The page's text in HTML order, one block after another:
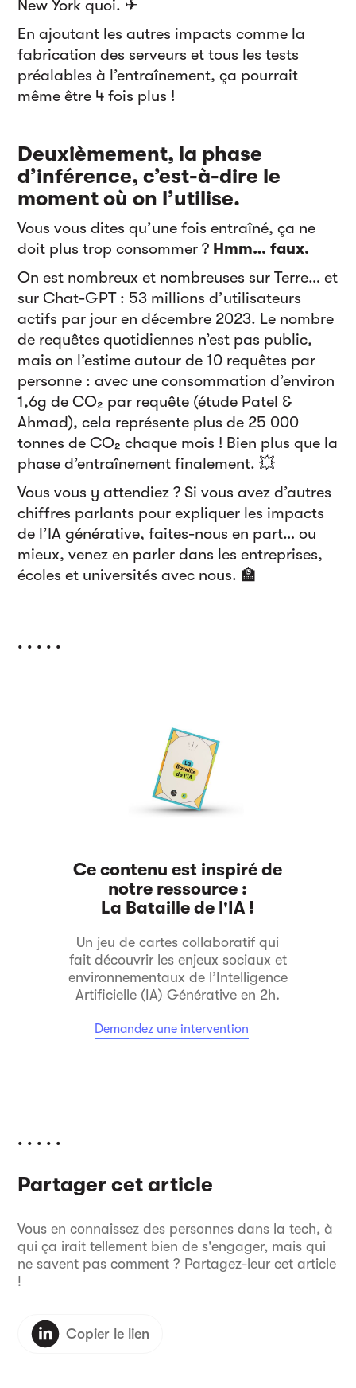
New York quoi. ✈
En ajoutant les autres impacts comme la
fabrication des serveurs et tous les tests
préalables à l’entraînement, ça pourrait
même être 4 fois plus !
Deuxièmement, la phase
d’inférence, c’est-à-dire le
moment où on l’utilise.
Vous vous dites qu’une fois entraîné, ça ne
doit plus trop consommer ? Hmm… faux.
On est nombreux et nombreuses sur Terre… et
sur Chat-GPT : 53 millions d’utilisateurs
actifs par jour en décembre 2023. Le nombre
de requêtes quotidiennes n’est pas public,
mais on l’estime autour de 10 requêtes par
personne : avec une consommation d’environ
1,6g de CO₂ par requête (étude Patel &
Ahmad), cela représente plus de 25 000
tonnes de CO₂ chaque mois ! Bien plus que la
phase d’entraînement finalement. 💥
Vous vous y attendiez ? Si vous avez d’autres
chiffres parlants pour expliquer les impacts
de l’IA générative, faites-nous en part… ou
mieux, venez en parler dans les entreprises,
écoles et universités avec nous. 🏫
. . . . .
Ce contenu est inspiré de
notre ressource :
La Bataille de l'IA !
Un jeu de cartes collaboratif qui
fait découvrir les enjeux sociaux et
environnementaux de l’Intelligence
Artificielle (IA) Générative en 2h.
Demandez une intervention
. . . . .
Partager cet article
Vous en connaissez des personnes dans la tech, à
qui ça irait tellement bien de s'engager, mais qui
ne savent pas comment ? Partagez-leur cet article
!
Copier le lien